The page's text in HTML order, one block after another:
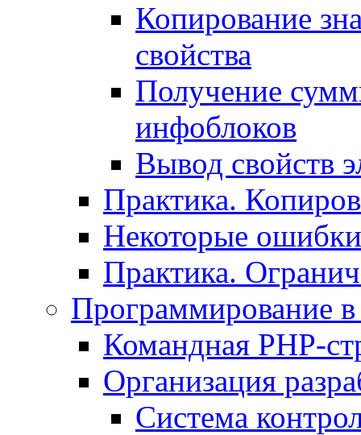
Копирование
свойства
Получение
инфоблоков
Вывод свойств
Практика.
Некоторые
Практика.
Программирование
Командная PHP-
Организация
Система